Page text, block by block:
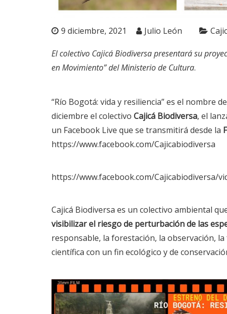
9 diciembre, 2021 Julio León
El colectivo Cajicá Biodiversa presentará su
en Movimiento” del Ministerio de Cultura.
“Río Bogotá: vida y resiliencia” es el nombre
diciembre el colectivo Cajicá Biodiversa, el
un Facebook Live que se transmitirá desde la
https://www.facebook.com/Cajicabiodiversa
https://www.facebook.com/Cajicabiodiversa/
Cajicá Biodiversa es un colectivo ambiental
visibilizar el riesgo de perturbación de las
responsable, la forestación, la observación,
científica con un fin ecológico y de